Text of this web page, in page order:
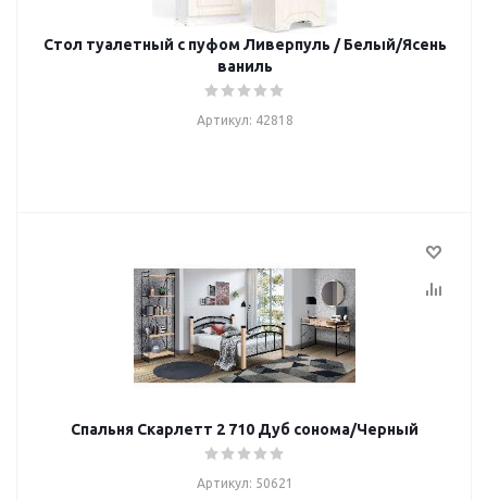
Стол туалетный с пуфом Ливерпуль / Белый/Ясень
ваниль
Артикул: 42818
Спальня Скарлетт 2 710 Дуб сонома/Черный
Артикул: 50621